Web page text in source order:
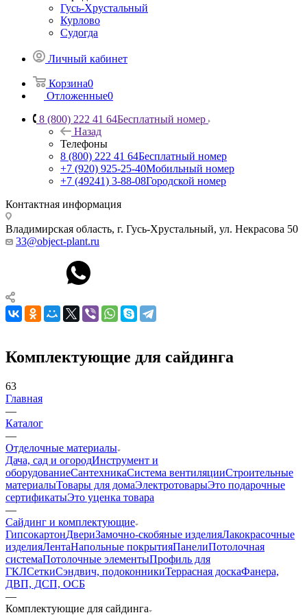
Гусь-Хрустальный
Курлово
Судогда
Личный кабинет
Корзина0
Отложенные0
8 (800) 222 41 64Бесплатный номер
Назад
Телефоны
8 (800) 222 41 64Бесплатный номер
+7 (920) 925-25-40Мобильный номер
+7 (49241) 3-88-08Городской номер
Контактная информация
Владимирская область, г. Гусь-Хрустальный, ул. Некрасова 50
33@object-plant.ru
Комплектующие для сайдинга
63
Главная
—
Каталог
—
Отделочные материалы
Дача, сад и огородИнструмент и
оборудованиеСантехникаСистема вентиляцииСтроительные
материалыТовары для домаЭлектротоварыЭто подарочные
сертификатыЭто уценка товара
—
Сайдинг и комплектующие
ГипсокартонДвериЗамочно-скобяные изделияЛакокрасочные
изделияЛентаНапольные покрытияПанелиПотолочная
системаПотолочные элементыПрофиль для
ГКЛСеткиСэндвич, подоконникиТеррасная доскаФанера,
ДВП, ДСП, ОСБ
—
Комплектующие для сайдинга